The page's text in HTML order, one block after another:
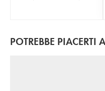
POTREBBE PIACERTI